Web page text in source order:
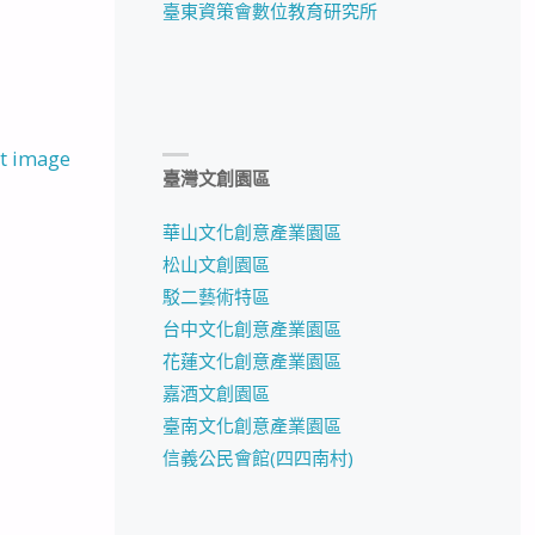
image
臺東資策會數位教育研究所
臺灣文創園區
華山文化創意產業園區
松山文創園區
駁二藝術特區
台中文化創意產業園區
花蓮文化創意產業園區
嘉酒文創園區
臺南文化創意產業園區
信義公民會館(四四南村)